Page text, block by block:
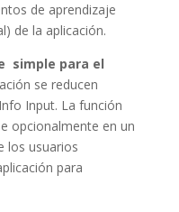
de aprendizaje
de la aplicación.
simple para el
se reducen
Input. La función
opcionalmente en un
los usuarios
para